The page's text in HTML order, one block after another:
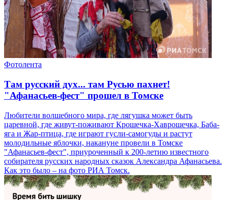
Фотолента
Там русский дух... там Русью пахнет!
"Афанасьев-фест" прошел в Томске
Любители волшебного мира, где лягушка может быть
царевной, где живут-поживают Крошечка-Хаврошечка, Баба-
яга и Жар-птица, где играют гусли-самогуды и растут
молодильные яблочки, накануне провели в Томске
"Афанасьев-фест", приуроченный к 200-летию известного
собирателя русских народных сказок Александра Афанасьева.
Как это было – на фото РИА Томск.